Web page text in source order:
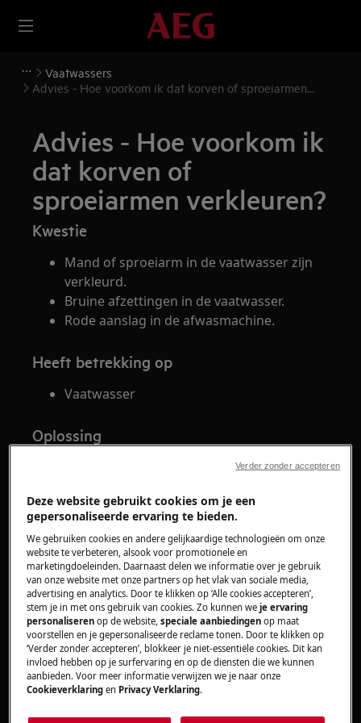
Vaatwassers
Advies - Hoe voorkom ik dat korven of sproeiarmen
Advies - Hoe voorkom ik
dat korven of
sproeiarmen verkleuren?
Kwestie
Mand of sproeiarm in de vaatwasser zijn
verkleurd.
Bruine afzettingen in de vaatwasser.
Rode aanslag in de afwasmachine.
Heeft betrekking op
Vaatwasser
Oplossing
Controleer de afvoer en verwijder grotere
of de afvoer correct is aangesloten.
Mogelijk loopt vuil afvoerwater terug in de
afwasmachine en blijft een bruine
afzetting achter.
Reinig de rubberen deurafdichting met
een zachte vochtige doek.
Kies regelmatig (2x per maand) een
afwasprogramma op hoge temperatuur,
zoals bijvoorbeeld het programma
"Intensief". Wanneer steeds voor korte
programma's wordt gekozen, kan dit
leiden tot vet- en kalkaanslag in de
Deze website gebruikt cookies om je een
gepersonaliseerde ervaring te bieden.
We gebruiken cookies en andere gelijkaardige technologieën om onze
website te verbeteren, alsook voor promotionele en
marketingdoeleinden. Daarnaast delen we informatie over je gebruik
van onze website met onze partners op het vlak van sociale media,
advertising en analytics. Door te klikken op ‘Alle cookies accepteren’,
stem je in met ons gebruik van cookies. Zo kunnen weje ervaring
personaliseren op de website,speciale aanbiedingen op maat
voorstellen en je gepersonaliseerde reclame tonen. Door te klikken op
‘Verder zonder accepteren’, blokkeer je niet-essentiële cookies. Dit kan
invloed hebben op je surfervaring en op de diensten die we kunnen
aanbieden. Voor meer informatie verwijzen we je naar onze
Cookieverklaring en Privacy Verklaring.
Verder zonder accepteren